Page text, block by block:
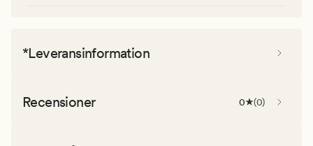
*Leveransinformation
Recensioner 0 (0)